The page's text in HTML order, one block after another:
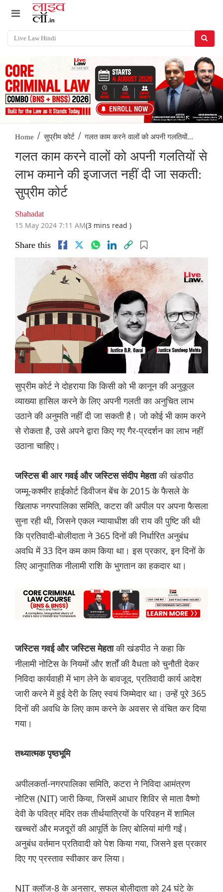
Home / सुप्रीम कोर्ट / गलत काम करने वालों को अपनी गलतियों...
गलत काम करने वालों को अपनी गलतियों से
लाभ कमाने की इजाजत नहीं दी जा सकती:
सुप्रीम कोर्ट
Shahadat
15 May 2024 7:11 AM(3 mins read )
Share this
सुप्रीम कोर्ट ने दोहराया कि किसी को भी कानून की अनुकूल
व्याख्या हासिल करने के लिए अपनी गलती का अनुचित लाभ
उठाने की अनुमति नहीं दी जा सकती है। जो कोई भी काम करने
से रोकता है, उसे अपने द्वारा किए गए गैर-प्रदर्शन का लाभ नहीं
उठाना चाहिए।
जस्टिस बी आर गवई और जस्टिस संदीप मेहताकी खंडपीठ
जम्मू-कश्मीर हाईकोर्ट डिवीजन बेंच के 2015 के फैसले के
खिलाफ नगरपालिका समिति, कटरा की अपील पर अपना फैसला
सुना रही थी, जिसने एकल न्यायाधीश की राय की पुष्टि की थी
कि प्रतिवादी-बोलीदाता ने 365 दिनों की निर्धारित अनुबंध
अवधि में 33 दिन कम काम किया था। इस प्रकार, इन दिनों के
लिए आनुपातिक नीलामी राशि के भुगतान का हकदार था।
जस्टिस गवई और जस्टिस मेहताकी खंडपीठ ने कहा कि
नीलामी नोटिस के नियमों और शर्तों की वैधता को चुनौती देकर
निविदा कार्यवाही में भाग लेने के बावजूद, प्रतिवादी कार्य आदेश
जारी करने में हुई देरी के लिए स्वयं जिम्मेदार था। उन्हें पूरे 365
दिनों की अवधि के लिए काम करने के अवसर से वंचित कर दिया
गया।
तथ्यात्मक पृष्ठभूमि
अपीलकर्ता-नगरपालिका समिति, कटरा ने निविदा आमंत्रण
नोटिस (NIT) जारी किया, जिसमें आधार शिविर से माता वैष्णो
देवी के पवित्र मंदिर तक तीर्थयात्रियों के परिवहन में शामिल
खच्चरों और मजदूरों की आपूर्ति के लिए बोलियां मांगी गईं।
अनुबंध वर्तमान प्रतिवादी को पेश किया गया, जिसने इस प्रकार
दिए गए प्रस्ताव स्वीकार कर लिया।
NIT क्लॉज-8 के अनुसार, सफल बोलीदाता को 24 घंटे के